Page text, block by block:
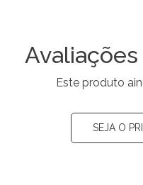
Avaliações
Este produto
SEJA O